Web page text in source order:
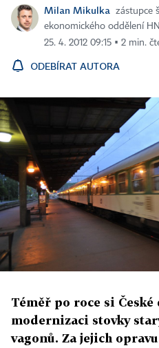
Milan Mikulka
zástupce
ekonomického oddělení HN
25. 4. 2012 09:15 ▪ 2 min.
ODEBÍRAT AUTORA
Téměř po roce si
modernizaci stovky
vagonů. Za jejich